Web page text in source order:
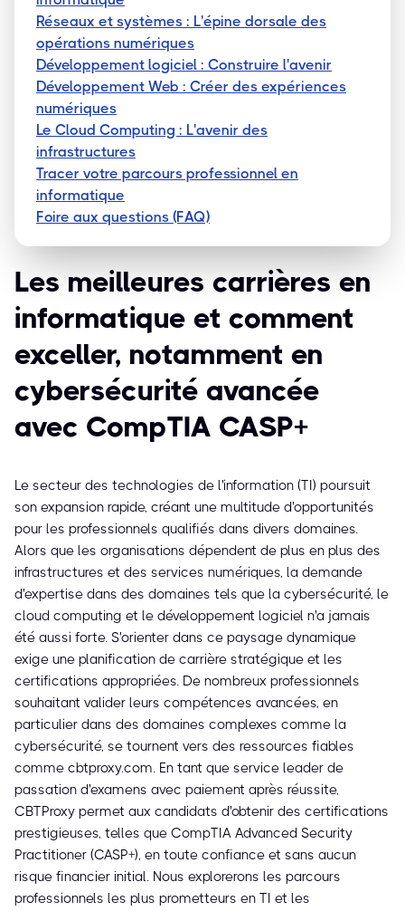
Réseaux et systèmes : L'épine dorsale des
opérations numériques
Développement logiciel : Construire l'avenir
Développement Web : Créer des expériences
numériques
Le Cloud Computing : L'avenir des
infrastructures
Tracer votre parcours professionnel en
informatique
Foire aux questions (FAQ)
Les meilleures carrières en
informatique et comment
exceller, notamment en
cybersécurité avancée
avec CompTIA CASP+
Le secteur des technologies de l'information (TI) poursuit
son expansion rapide, créant une multitude d'opportunités
pour les professionnels qualifiés dans divers domaines.
Alors que les organisations dépendent de plus en plus des
infrastructures et des services numériques, la demande
d'expertise dans des domaines tels que la cybersécurité, le
cloud computing et le développement logiciel n'a jamais
été aussi forte. S'orienter dans ce paysage dynamique
exige une planification de carrière stratégique et les
certifications appropriées. De nombreux professionnels
souhaitant valider leurs compétences avancées, en
particulier dans des domaines complexes comme la
cybersécurité, se tournent vers des ressources fiables
comme cbtproxy.com. En tant que service leader de
passation d'examens avec paiement après réussite,
CBTProxy permet aux candidats d'obtenir des certifications
prestigieuses, telles que CompTIA Advanced Security
Practitioner (CASP+), en toute confiance et sans aucun
risque financier initial. Nous explorerons les parcours
professionnels les plus prometteurs en TI et les